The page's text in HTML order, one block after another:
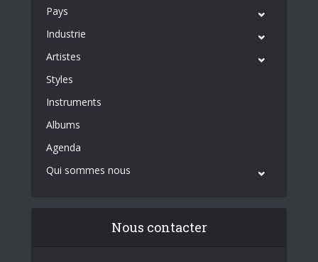
Pays
Industrie
Artistes
Styles
Instruments
Albums
Agenda
Qui sommes nous
Nous contacter